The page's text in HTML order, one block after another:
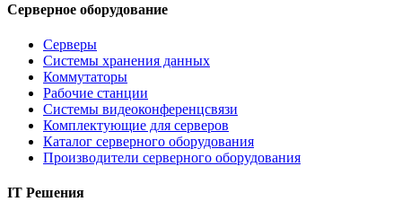
Серверное оборудование
Серверы
Системы хранения данных
Коммутаторы
Рабочие станции
Системы видеоконференцсвязи
Комплектующие для серверов
Каталог серверного оборудования
Производители серверного оборудования
IT Решения